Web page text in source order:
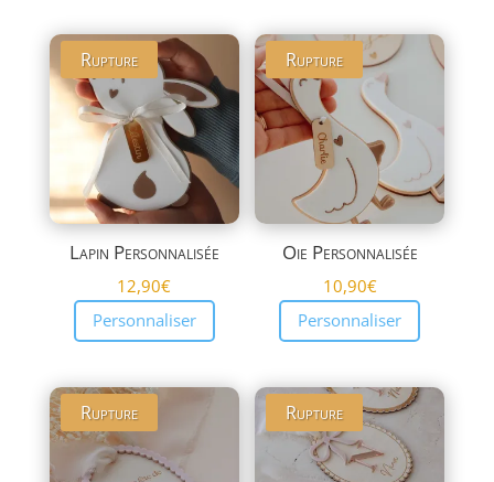
Rupture
Lapin Personnalisée
12,90€
Personnaliser
Rupture
Oie Personnalisée
10,90€
Personnaliser
Rupture Rupture